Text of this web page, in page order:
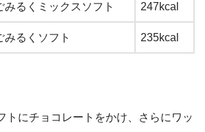
るくミックスソフト 247kcal
みるくソフト 235kcal
トにチョコレートをかけ、さらにワッ